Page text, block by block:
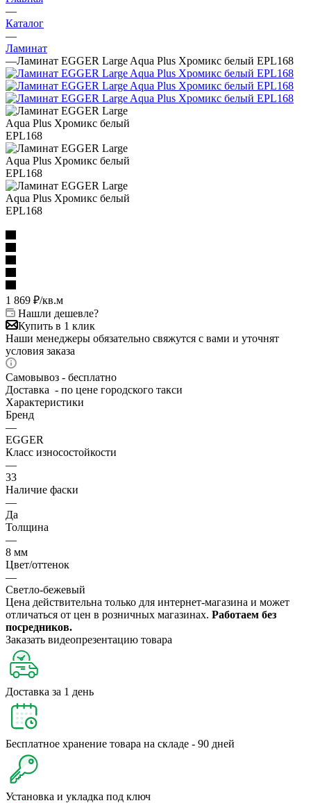
—
Каталог
—
Ламинат
—Ламинат EGGER Large Aqua Plus Хромикс белый EPL168
1 869 ₽/кв.м
Нашли дешевле?
Купить в 1 клик
Наши менеджеры обязательно свяжутся с вами и уточнят
условия заказа
Самовывоз - бесплатно
Доставка - по цене городского такси
Характеристики
Бренд
—
EGGER
Класс износостойкости
—
33
Наличие фаски
—
Да
Толщина
—
8 мм
Цвет/оттенок
—
Светло-бежевый
Цена действительна только для интернет-магазина и может
отличаться от цен в розничных магазинах. Работаем без
посредников.
Заказать видеопрезентацию товара
Доставка за 1 день
Бесплатное хранение товара на складе - 90 дней
Установка и укладка под ключ